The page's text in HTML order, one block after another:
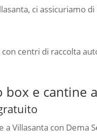
ci assicuriamo
centri di raccolta
e cantine
a Villasanta con